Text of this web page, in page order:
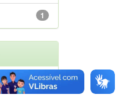
1
1